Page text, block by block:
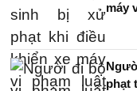
máy
phạt